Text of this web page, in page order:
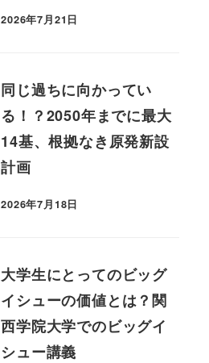
2026年7月21日
同じ過ちに向かってい
る！？2050年までに最大
14基、根拠なき原発新設
計画
2026年7月18日
大学生にとってのビッグ
イシューの価値とは？関
西学院大学でのビッグイ
シュー講義